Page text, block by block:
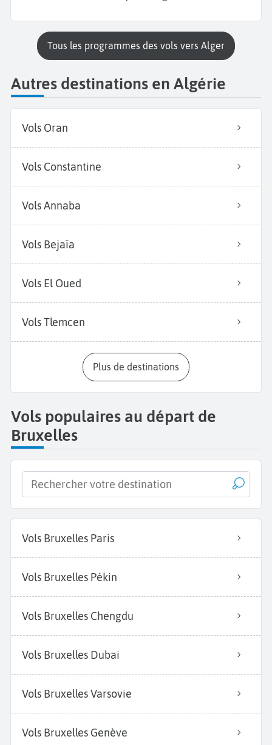
Tous les programmes des vols vers Alger
Autres destinations en Algérie
Vols Oran
Vols Constantine
Vols Annaba
Vols Bejaïa
Vols El Oued
Vols Tlemcen
Plus de destinations
Vols populaires au départ de
Bruxelles
Vols Bruxelles Paris
Vols Bruxelles Pékin
Vols Bruxelles Chengdu
Vols Bruxelles Dubai
Vols Bruxelles Varsovie
Vols Bruxelles Genève